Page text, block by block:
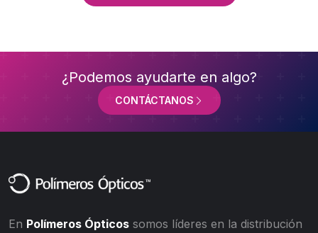
¿Podemos ayudarte en algo?
CONTÁCTANOS
En Polímeros Ópticos somos líderes en la distribución